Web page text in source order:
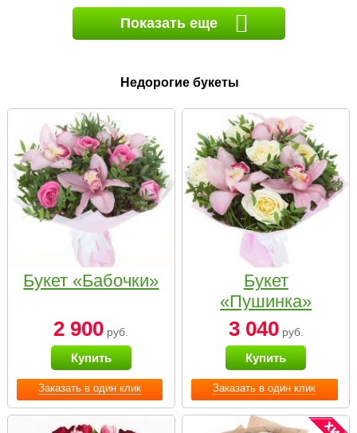
Показать еще
Недорогие букеты
Заказать в один клик
Букет «Бабочки»
2 900 руб.
Купить
Заказать в один клик
Букет
«Пушинка»
3 040руб.
Купить